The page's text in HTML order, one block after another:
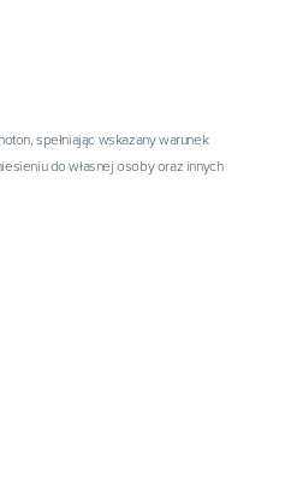
spełniając wskazany warunek
do własnej osoby oraz innych